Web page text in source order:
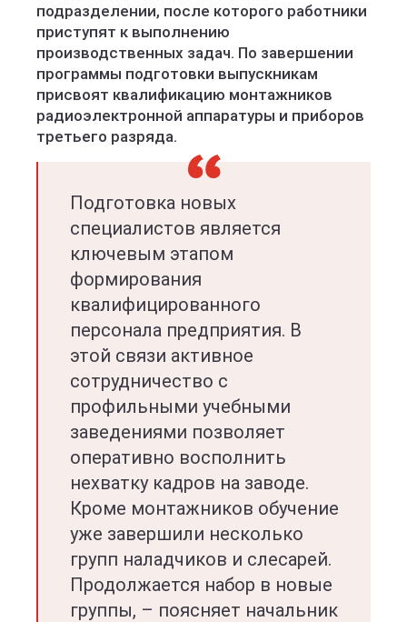
подразделении, после которого работники
приступят к выполнению
производственных задач. По завершении
программы подготовки выпускникам
присвоят квалификацию монтажников
радиоэлектронной аппаратуры и приборов
третьего разряда.
Подготовка новых
специалистов является
ключевым этапом
формирования
квалифицированного
персонала предприятия. В
этой связи активное
сотрудничество с
профильными учебными
заведениями позволяет
оперативно восполнить
нехватку кадров на заводе.
Кроме монтажников обучение
уже завершили несколько
групп наладчиков и слесарей.
Продолжается набор в новые
группы, – поясняет начальник